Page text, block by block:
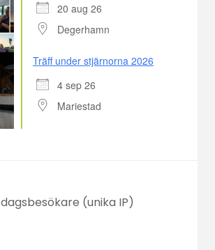
20 aug 26
Degerhamn
Träff under stjärnorna 2026
4 sep 26
Mariestad
(unika IP)